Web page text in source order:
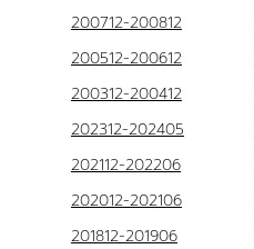
200712-200812
200512-200612
200312-200412
202312-202405
202112-202206
202012-202106
201812-201906